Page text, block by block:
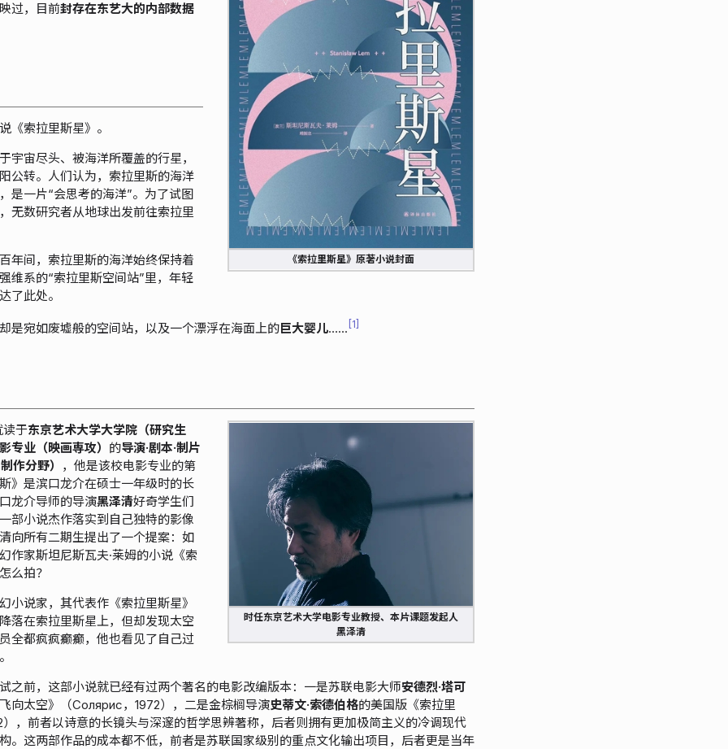
《索拉里斯星》原著小说封面
过，目前封存在东艺大的内部数据
《索拉里斯星》。
宇宙尽头、被海洋所覆盖的行星，
公转。人们认为，索拉里斯的海洋
是一片“会思考的海洋”。为了试图
无数研究者从地球出发前往索拉里
年间，索拉里斯的海洋始终保持着
维系的“索拉里斯空间站”里，年轻
了此处。
是宛如废墟般的空间站，以及一个漂浮在海面上的巨大婴儿…… 1
时任东京艺术大学电影专业教授、本片课题发起人
黑泽清
读于东京艺术大学大学院（研究生
专业（映画専攻） 的导演·剧本·制片
作分野）
，他是该校电影专业的第
》是滨口龙介在硕士一年级时的长
龙介导师的导演黑泽清好奇学生们
部小说杰作落实到自己独特的影像
向所有二期生提出了一个提案：如
作家斯坦尼斯瓦夫·莱姆的小说《索
么拍？
小说家，其代表作《索拉里斯星》
落在索拉里斯星上，但却发现太空
全都疯疯癫癫，他也看见了自己过
之前，这部小说就已经有过两个著名的电影改编版本：一是苏联电影大师安德烈·塔可
向太空》（Солярис，1972），二是金棕榈导演史蒂文·索德伯格的美国版《索拉里
，前者以诗意的长镜头与深邃的哲学思辨著称，后者则拥有更加极简主义的冷调现代
。这两部作品的成本都不低，前者是苏联国家级别的重点文化输出项目，后者更是当年